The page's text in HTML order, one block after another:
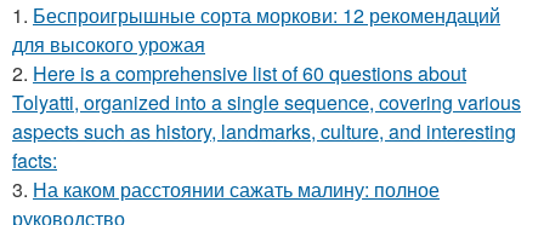
1. Беспроигрышные сорта моркови: 12 рекомендаций
для высокого урожая
2. Here is a comprehensive list of 60 questions about
Tolyatti, organized into a single sequence, covering various
aspects such as history, landmarks, culture, and interesting
facts:
3. На каком расстоянии сажать малину: полное
руководство